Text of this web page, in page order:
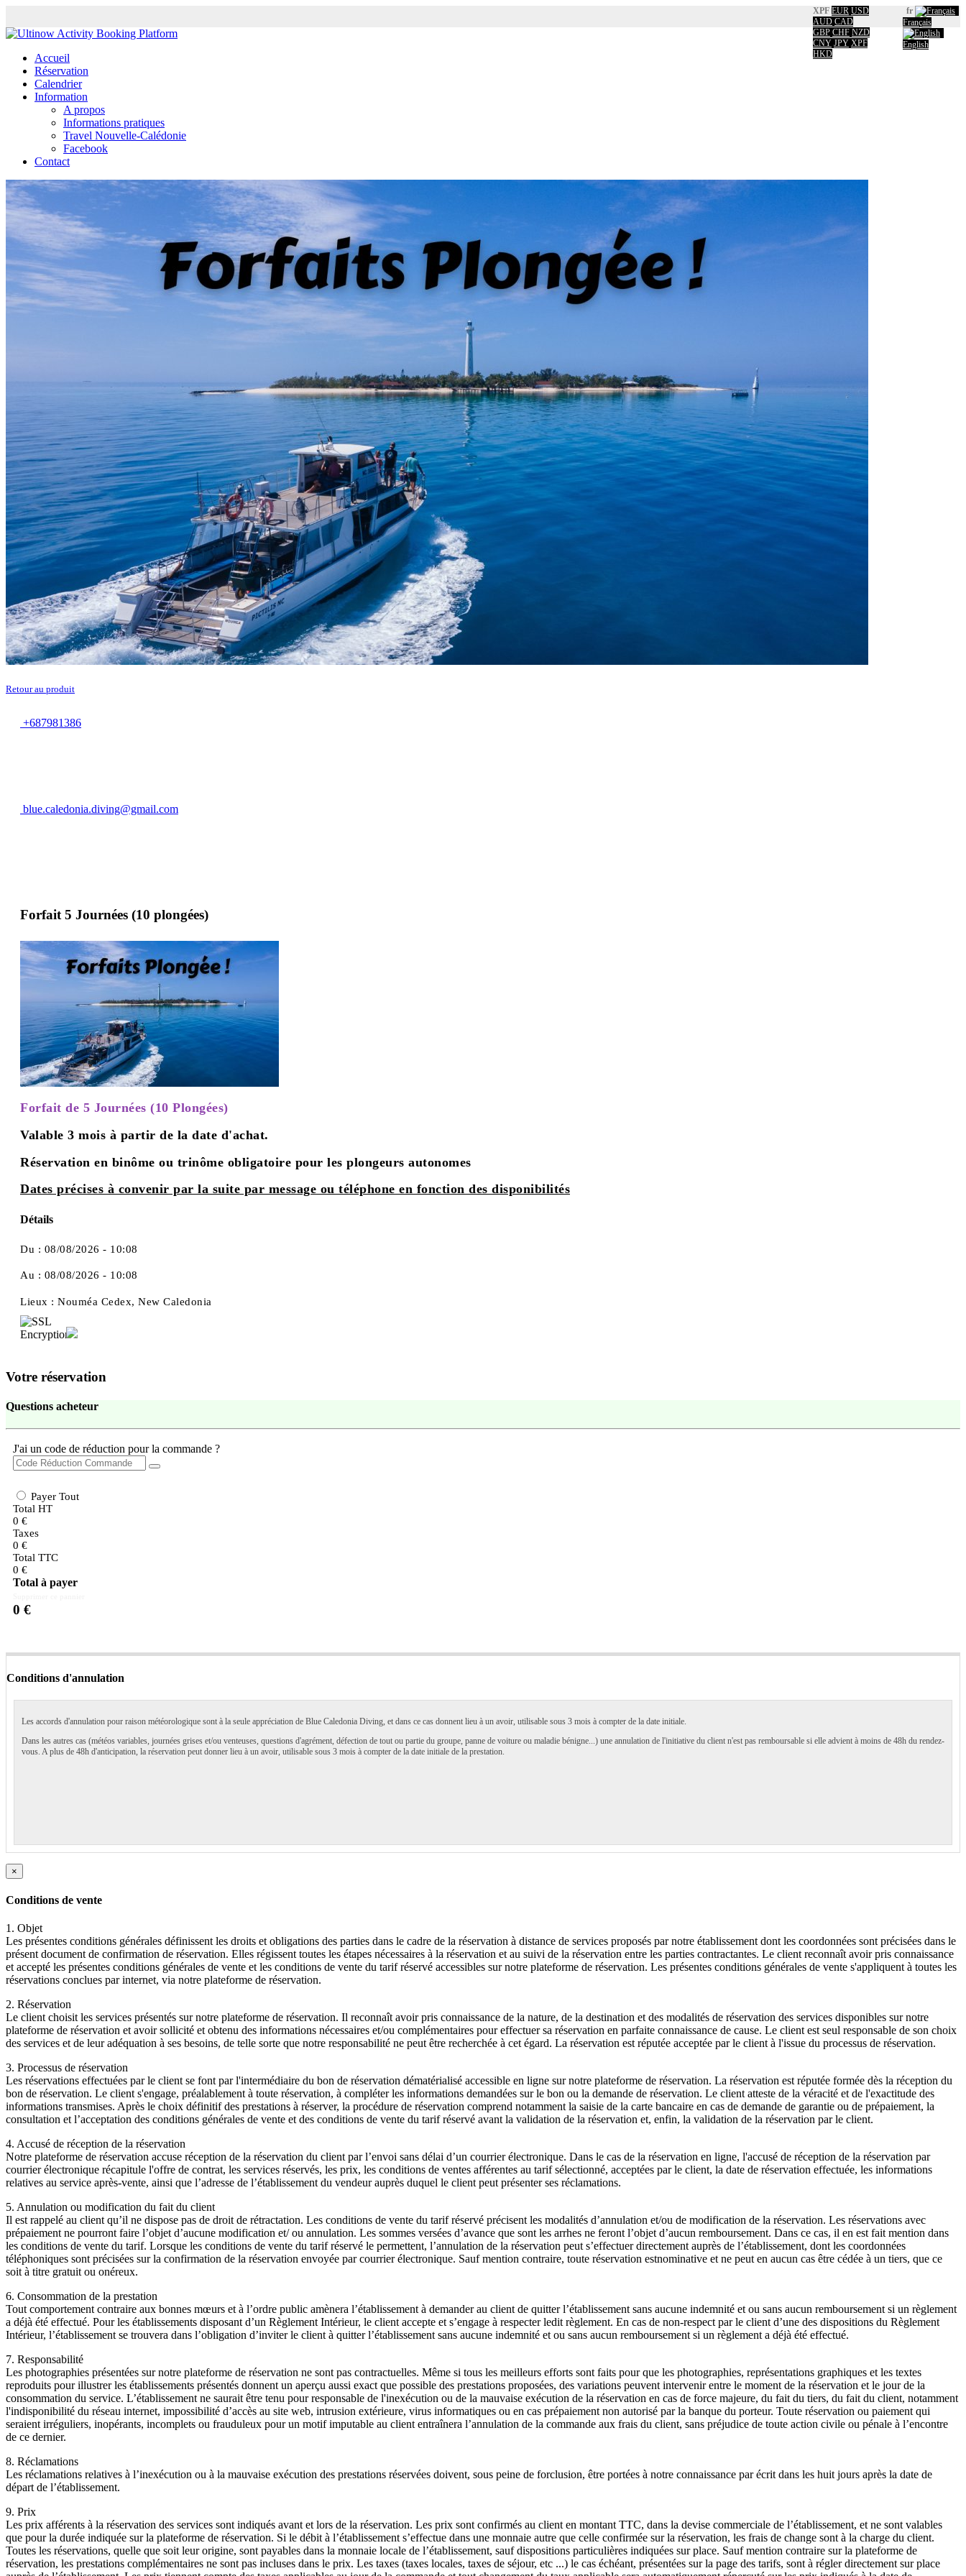
fr
Français
English
XPF EUR USD
AUD CAD
GBP CHF NZD
CNY JPY XPF
HKD
Accueil
Réservation
Calendrier
Information
A propos
Informations pratiques
Travel Nouvelle-Calédonie
Facebook
Contact
Retour au produit
+687981386
blue.caledonia.diving@gmail.com
Forfait 5 Journées (10 plongées)
Forfait de 5 Journées (10 Plongées)
Valable 3 mois à partir de la date d'achat.
Réservation en binôme ou trinôme obligatoire pour les plongeurs autonomes
Dates précises à convenir par la suite par message ou téléphone en fonction des disponibilités
Détails
Du : 08/08/2026 - 10:08
Au : 08/08/2026 - 10:08
Lieux : Nouméa Cedex, New Caledonia
Votre réservation
Questions acheteur
J'ai un code de réduction pour la commande ?
Payer Tout
Total HT
0 €
Taxes
0 €
Total TTC
0 €
Total à payer
0 €
Conditions d'annulation
Les accords d'annulation pour raison météorologique sont à la seule appréciation de Blue Caledonia Diving, et dans ce cas donnent lieu à un avoir, utilisable sous 3 mois à compter de la date initiale.
Dans les autres cas (météos variables, journées grises et/ou venteuses, questions d'agrément, défection de tout ou partie du groupe, panne de voiture ou maladie bénigne...) une annulation de l'initiative du client n'est pas remboursable si elle advient à moins de 48h du rendez-
vous. A plus de 48h d'anticipation, la réservation peut donner lieu à un avoir, utilisable sous 3 mois à compter de la date initiale de la prestation.
×
Conditions de vente
1. Objet
Les présentes conditions générales définissent les droits et obligations des parties dans le cadre de la réservation à distance de services proposés par notre établissement dont les coordonnées sont précisées dans le
présent document de confirmation de réservation. Elles régissent toutes les étapes nécessaires à la réservation et au suivi de la réservation entre les parties contractantes. Le client reconnaît avoir pris connaissance
et accepté les présentes conditions générales de vente et les conditions de vente du tarif réservé accessibles sur notre plateforme de réservation. Les présentes conditions générales de vente s'appliquent à toutes les
réservations conclues par internet, via notre plateforme de réservation.
2. Réservation
Le client choisit les services présentés sur notre plateforme de réservation. Il reconnaît avoir pris connaissance de la nature, de la destination et des modalités de réservation des services disponibles sur notre
plateforme de réservation et avoir sollicité et obtenu des informations nécessaires et/ou complémentaires pour effectuer sa réservation en parfaite connaissance de cause. Le client est seul responsable de son choix
des services et de leur adéquation à ses besoins, de telle sorte que notre responsabilité ne peut être recherchée à cet égard. La réservation est réputée acceptée par le client à l'issue du processus de réservation.
3. Processus de réservation
Les réservations effectuées par le client se font par l'intermédiaire du bon de réservation dématérialisé accessible en ligne sur notre plateforme de réservation. La réservation est réputée formée dès la réception du
bon de réservation. Le client s'engage, préalablement à toute réservation, à compléter les informations demandées sur le bon ou la demande de réservation. Le client atteste de la véracité et de l'exactitude des
informations transmises. Après le choix définitif des prestations à réserver, la procédure de réservation comprend notamment la saisie de la carte bancaire en cas de demande de garantie ou de prépaiement, la
consultation et l’acceptation des conditions générales de vente et des conditions de vente du tarif réservé avant la validation de la réservation et, enfin, la validation de la réservation par le client.
4. Accusé de réception de la réservation
Notre plateforme de réservation accuse réception de la réservation du client par l’envoi sans délai d’un courrier électronique. Dans le cas de la réservation en ligne, l'accusé de réception de la réservation par
courrier électronique récapitule l'offre de contrat, les services réservés, les prix, les conditions de ventes afférentes au tarif sélectionné, acceptées par le client, la date de réservation effectuée, les informations
relatives au service après-vente, ainsi que l’adresse de l’établissement du vendeur auprès duquel le client peut présenter ses réclamations.
5. Annulation ou modification du fait du client
Il est rappelé au client qu’il ne dispose pas de droit de rétractation. Les conditions de vente du tarif réservé précisent les modalités d’annulation et/ou de modification de la réservation. Les réservations avec
prépaiement ne pourront faire l’objet d’aucune modification et/ ou annulation. Les sommes versées d’avance que sont les arrhes ne feront l’objet d’aucun remboursement. Dans ce cas, il en est fait mention dans
les conditions de vente du tarif. Lorsque les conditions de vente du tarif réservé le permettent, l’annulation de la réservation peut s’effectuer directement auprès de l’établissement, dont les coordonnées
téléphoniques sont précisées sur la confirmation de la réservation envoyée par courrier électronique. Sauf mention contraire, toute réservation estnominative et ne peut en aucun cas être cédée à un tiers, que ce
soit à titre gratuit ou onéreux.
6. Consommation de la prestation
Tout comportement contraire aux bonnes mœurs et à l’ordre public amènera l’établissement à demander au client de quitter l’établissement sans aucune indemnité et ou sans aucun remboursement si un règlement
a déjà été effectué. Pour les établissements disposant d’un Règlement Intérieur, le client accepte et s’engage à respecter ledit règlement. En cas de non-respect par le client d’une des dispositions du Règlement
Intérieur, l’établissement se trouvera dans l’obligation d’inviter le client à quitter l’établissement sans aucune indemnité et ou sans aucun remboursement si un règlement a déjà été effectué.
7. Responsabilité
Les photographies présentées sur notre plateforme de réservation ne sont pas contractuelles. Même si tous les meilleurs efforts sont faits pour que les photographies, représentations graphiques et les textes
reproduits pour illustrer les établissements présentés donnent un aperçu aussi exact que possible des prestations proposées, des variations peuvent intervenir entre le moment de la réservation et le jour de la
consommation du service. L’établissement ne saurait être tenu pour responsable de l'inexécution ou de la mauvaise exécution de la réservation en cas de force majeure, du fait du tiers, du fait du client, notamment
l'indisponibilité du réseau internet, impossibilité d’accès au site web, intrusion extérieure, virus informatiques ou en cas prépaiement non autorisé par la banque du porteur. Toute réservation ou paiement qui
seraient irréguliers, inopérants, incomplets ou frauduleux pour un motif imputable au client entraînera l’annulation de la commande aux frais du client, sans préjudice de toute action civile ou pénale à l’encontre
de ce dernier.
8. Réclamations
Les réclamations relatives à l’inexécution ou à la mauvaise exécution des prestations réservées doivent, sous peine de forclusion, être portées à notre connaissance par écrit dans les huit jours après la date de
départ de l’établissement.
9. Prix
Les prix afférents à la réservation des services sont indiqués avant et lors de la réservation. Les prix sont confirmés au client en montant TTC, dans la devise commerciale de l’établissement, et ne sont valables
que pour la durée indiquée sur la plateforme de réservation. Si le débit à l’établissement s’effectue dans une monnaie autre que celle confirmée sur la réservation, les frais de change sont à la charge du client.
Toutes les réservations, quelle que soit leur origine, sont payables dans la monnaie locale de l’établissement, sauf dispositions particulières indiquées sur place. Sauf mention contraire sur la plateforme de
réservation, les prestations complémentaires ne sont pas incluses dans le prix. Les taxes (taxes locales, taxes de séjour, etc ...) le cas échéant, présentées sur la page des tarifs, sont à régler directement sur place